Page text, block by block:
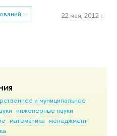
и муниципальное
инженерные науки
математика менеджмент
семинар Лаборатории исследований рынка труда (ЛИРТ) 22 мая, 2012 г.